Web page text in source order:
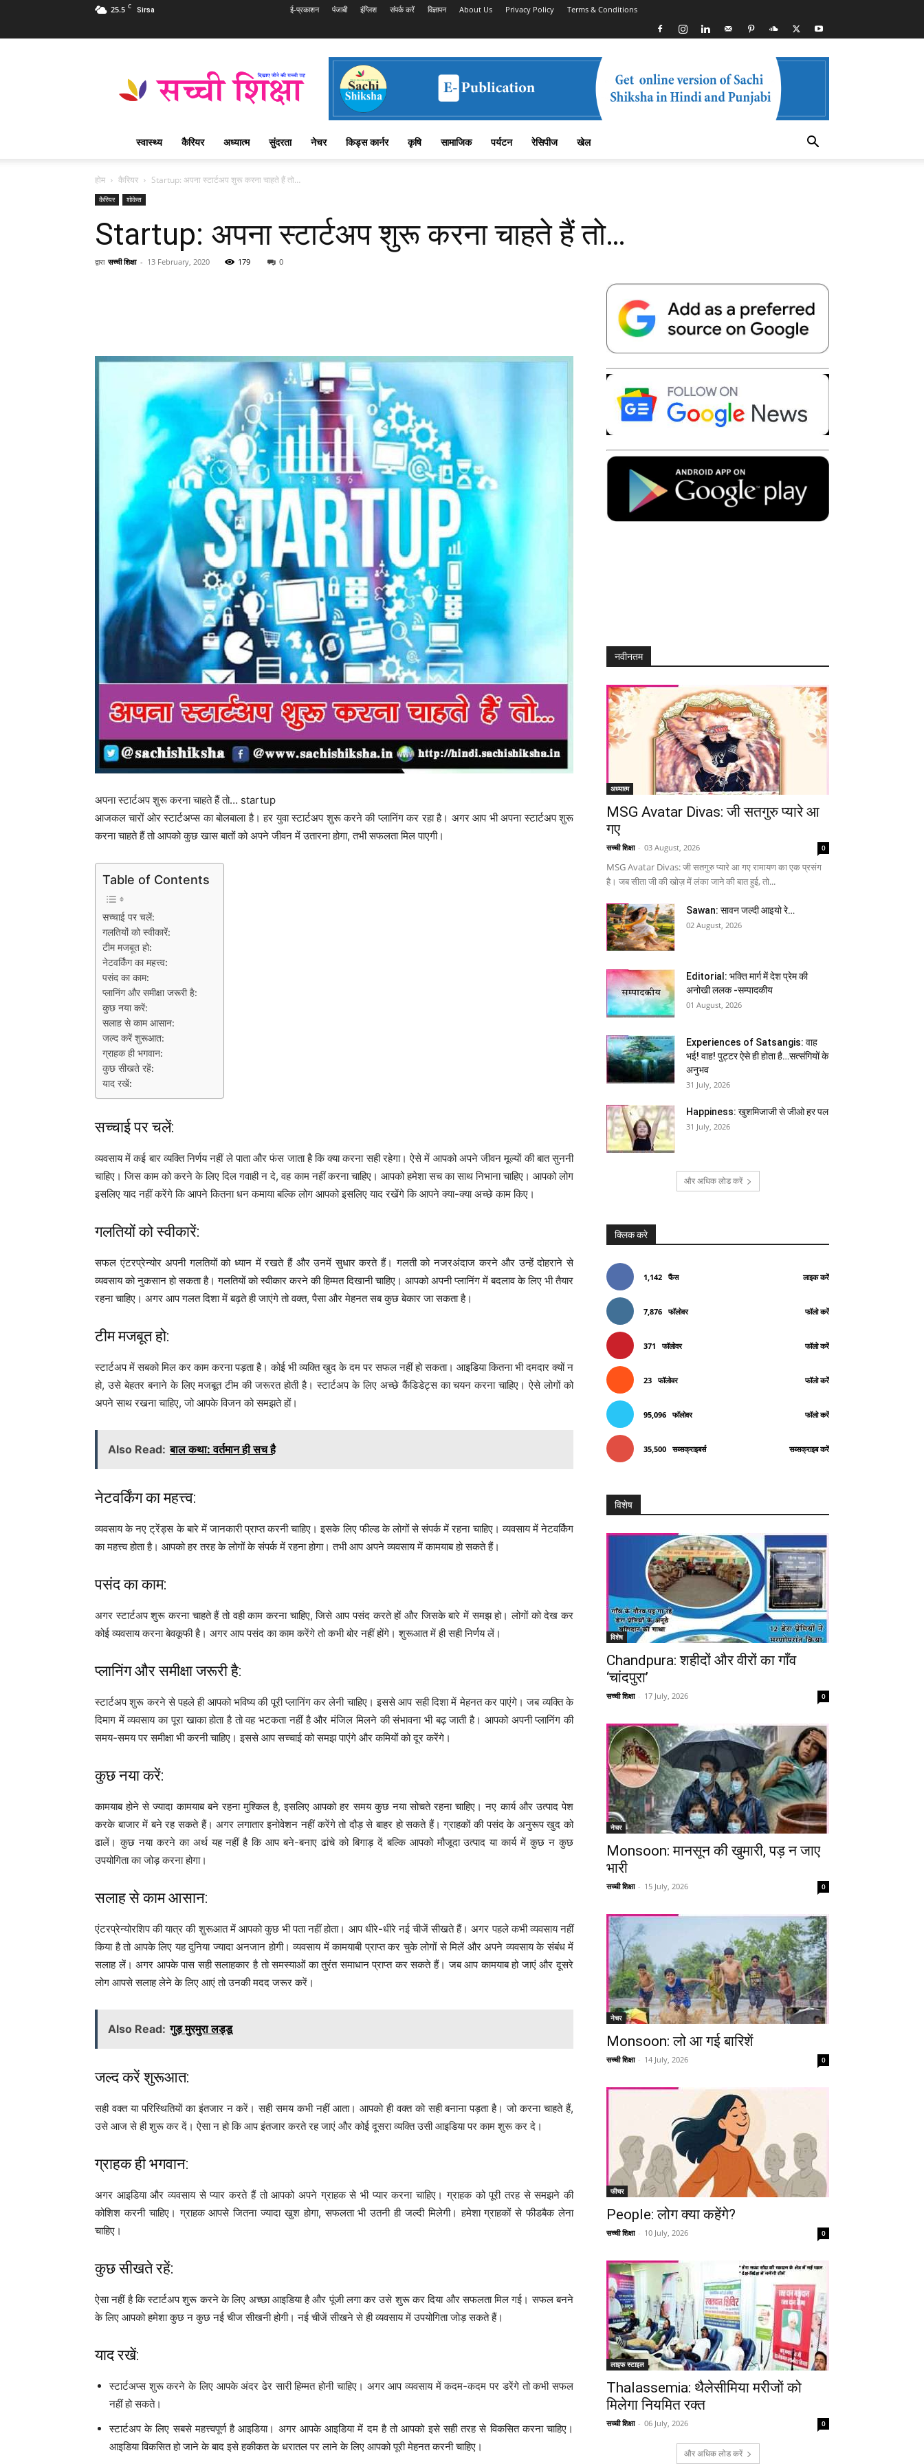
25.5 C Sirsa ई-प्रकाशन पंजाबी इंग्लिश संपर्क करें विज्ञापन About Us Privacy Policy Terms & Conditions
Shiksha
शिक्षा
पत्रिका
स्वास्थ्य कैरियर अध्यात्म सुंदरता नेचर किड्स कार्नर कृषि सामाजिक पर्यटन रेसिपीज खेल
होम कैरियर Startup: अपना स्टार्टअप शुरू करना चाहते हैं तो…
कैरियर शोकेस
Startup: अपना स्टार्टअप शुरू करना चाहते हैं तो…
द्वारा सच्ची शिक्षा - 13 February, 2020 179 0
Telegram Copy URL
अपना स्टार्टअप शुरू करना चाहते हैं तो… startup
आजकल चारों ओर स्टार्टअप्स का बोलबाला है। हर युवा स्टार्टअप शुरू करने की प्लानिंग कर रहा है। अगर आप भी अपना स्टार्टअप शुरू
करना चाहते हैं तो आपको कुछ खास बातों को अपने जीवन में उतारना होगा, तभी सफलता मिल पाएगी।
Table of Contents
सच्चाई पर चलें:
गलतियों को स्वीकारें:
टीम मजबूत हो:
नेटवर्किंग का महत्त्व:
पसंद का काम:
प्लानिंग और समीक्षा जरूरी है:
कुछ नया करें:
सलाह से काम आसान:
जल्द करें शुरूआत:
ग्राहक ही भगवान:
कुछ सीखते रहें:
याद रखें:
सच्चाई पर चलें:
व्यवसाय में कई बार व्यक्ति निर्णय नहीं ले पाता और फंस जाता है कि क्या करना सही रहेगा। ऐसे में आपको अपने जीवन मूल्यों की बात सुननी
चाहिए। जिस काम को करने के लिए दिल गवाही न दे, वह काम नहीं करना चाहिए। आपको हमेशा सच का साथ निभाना चाहिए। आपको लोग
इसलिए याद नहीं करेंगे कि आपने कितना धन कमाया बल्कि लोग आपको इसलिए याद रखेंगे कि आपने क्या-क्या अच्छे काम किए।
गलतियों को स्वीकारें:
सफल एंटरप्रेन्योर अपनी गलतियों को ध्यान में रखते हैं और उनमें सुधार करते हैं। गलती को नजरअंदाज करने और उन्हें दोहराने से
व्यवसाय को नुकसान हो सकता है। गलतियों को स्वीकार करने की हिम्मत दिखानी चाहिए। आपको अपनी प्लानिंग में बदलाव के लिए भी तैयार
रहना चाहिए। अगर आप गलत दिशा में बढ़ते ही जाएंगे तो वक्त, पैसा और मेहनत सब कुछ बेकार जा सकता है।
टीम मजबूत हो:
स्टार्टअप में सबको मिल कर काम करना पड़ता है। कोई भी व्यक्ति खुद के दम पर सफल नहीं हो सकता। आइडिया कितना भी दमदार क्यों न
हो, उसे बेहतर बनाने के लिए मजबूत टीम की जरूरत होती है। स्टार्टअप के लिए अच्छे कैंडिडेट्स का चयन करना चाहिए। ऐसे लोगों को
अपने साथ रखना चाहिए, जो आपके विजन को समझते हों।
Also Read: बाल कथा: वर्तमान ही सच है
नेटवर्किंग का महत्त्व:
व्यवसाय के नए ट्रेंड्स के बारे में जानकारी प्राप्त करनी चाहिए। इसके लिए फील्ड के लोगों से संपर्क में रहना चाहिए। व्यवसाय में नेटवर्किंग
का महत्त्व होता है। आपको हर तरह के लोगों के संपर्क में रहना होगा। तभी आप अपने व्यवसाय में कामयाब हो सकते हैं।
पसंद का काम:
अगर स्टार्टअप शुरू करना चाहते हैं तो वही काम करना चाहिए, जिसे आप पसंद करते हों और जिसके बारे में समझ हो। लोगों को देख कर
कोई व्यवसाय करना बेवकूफी है। अगर आप पसंद का काम करेंगे तो कभी बोर नहीं होंगे। शुरूआत में ही सही निर्णय लें।
प्लानिंग और समीक्षा जरूरी है:
स्टार्टअप शुरू करने से पहले ही आपको भविष्य की पूरी प्लानिंग कर लेनी चाहिए। इससे आप सही दिशा में मेहनत कर पाएंगे। जब व्यक्ति के
दिमाग में व्यवसाय का पूरा खाका होता है तो वह भटकता नहीं है और मंजिल मिलने की संभावना भी बढ़ जाती है। आपको अपनी प्लानिंग की
समय-समय पर समीक्षा भी करनी चाहिए। इससे आप सच्चाई को समझ पाएंगे और कमियों को दूर करेंगे।
कुछ नया करें:
कामयाब होने से ज्यादा कामयाब बने रहना मुश्किल है, इसलिए आपको हर समय कुछ नया सोचते रहना चाहिए। नए कार्य और उत्पाद पेश
करके बाजार में बने रह सकते हैं। अगर लगातार इनोवेशन नहीं करेंगे तो दौड़ से बाहर हो सकते हैं। ग्राहकों की पसंद के अनुरूप खुद को
ढालें। कुछ नया करने का अर्थ यह नहीं है कि आप बने-बनाए ढांचे को बिगाड़ दें बल्कि आपको मौजूदा उत्पाद या कार्य में कुछ न कुछ
उपयोगिता का जोड़ करना होगा।
सलाह से काम आसान:
एंटरप्रेन्योरशिप की यात्र की शुरूआत में आपको कुछ भी पता नहीं होता। आप धीरे-धीरे नई चीजें सीखते हैं। अगर पहले कभी व्यवसाय नहीं
किया है तो आपके लिए यह दुनिया ज्यादा अनजान होगी। व्यवसाय में कामयाबी प्राप्त कर चुके लोगों से मिलें और अपने व्यवसाय के संबंध में
सलाह लें। अगर आपके पास सही सलाहकार है तो समस्याओं का तुरंत समाधान प्राप्त कर सकते हैं। जब आप कामयाब हो जाएं और दूसरे
लोग आपसे सलाह लेने के लिए आएं तो उनकी मदद जरूर करें।
Also Read: गुड़ मुरमुरा लड्डू
जल्द करें शुरूआत:
सही वक्त या परिस्थितियों का इंतजार न करें। सही समय कभी नहीं आता। आपको ही वक्त को सही बनाना पड़ता है। जो करना चाहते हैं,
उसे आज से ही शुरू कर दें। ऐसा न हो कि आप इंतजार करते रह जाएं और कोई दूसरा व्यक्ति उसी आइडिया पर काम शुरू कर दे।
ग्राहक ही भगवान:
अगर आइडिया और व्यवसाय से प्यार करते हैं तो आपको अपने ग्राहक से भी प्यार करना चाहिए। ग्राहक को पूरी तरह से समझने की
कोशिश करनी चाहिए। ग्राहक आपसे जितना ज्यादा खुश होगा, सफलता भी उतनी ही जल्दी मिलेगी। हमेशा ग्राहकों से फीडबैक लेना
चाहिए।
कुछ सीखते रहें:
ऐसा नहीं है कि स्टार्टअप शुरू करने के लिए अच्छा आइडिया है और पूंजी लगा कर उसे शुरू कर दिया और सफलता मिल गई। सफल बनने
के लिए आपको हमेशा कुछ न कुछ नई चीज सीखनी होगी। नई चीजें सीखने से ही व्यवसाय में उपयोगिता जोड़ सकते हैं।
याद रखें:
स्टार्टअप्स शुरू करने के लिए आपके अंदर ढेर सारी हिम्मत होनी चाहिए। अगर आप व्यवसाय में कदम-कदम पर डरेंगे तो कभी सफल
नहीं हो सकते।
स्टार्टअप के लिए सबसे महत्त्वपूर्ण है आइडिया। अगर आपके आइडिया में दम है तो आपको इसे सही तरह से विकसित करना चाहिए।
आइडिया विकसित हो जाने के बाद इसे हकीकत के धरातल पर लाने के लिए आपको पूरी मेहनत करनी चाहिए।
नवीनतम
अध्यात्म
MSG Avatar Divas: जी सतगुरु प्यारे आ
गए
सच्ची शिक्षा - 03 August, 2026 0
MSG Avatar Divas: जी सतगुरु प्यारे आ गए रामायण का एक प्रसंग
है। जब सीता जी की खोज़ में लंका जाने की बात हुई, तो...
Sawan: सावन जल्दी आइयो रे…
02 August, 2026
Editorial: भक्ति मार्ग में देश प्रेम की
अनोखी ललक -सम्पादकीय
01 August, 2026
Experiences of Satsangis: वाह
भई! वाह! पुट्टर ऐसे ही होता है…सत्संगियों के
अनुभव
31 July, 2026
Happiness: खुशमिजाजी से जीओ हर पल
31 July, 2026
और अधिक लोड करें
क्लिक करे
1,142 फैंस लाइक करें
7,876 फॉलोवर फॉलो करें
371 फॉलोवर फॉलो करें
23 फॉलोवर फॉलो करें
95,096 फॉलोवर फॉलो करें
35,500 सब्सक्राइबर्स सब्सक्राइब करें
विशेष
विशेष
Chandpura: शहीदों और वीरों का गाँव
‘चांदपुरा’
सच्ची शिक्षा - 17 July, 2026 0
नेचर
Monsoon: मानसून की खुमारी, पड़ न जाए
भारी
सच्ची शिक्षा - 15 July, 2026 0
नेचर
Monsoon: लो आ गई बारिशें
सच्ची शिक्षा - 14 July, 2026 0
फीचर
People: लोग क्या कहेंगे?
सच्ची शिक्षा - 10 July, 2026 0
लाइफ स्टाइल
Thalassemia: थैलेसीमिया मरीजों को
मिलेगा नियमित रक्त
सच्ची शिक्षा - 06 July, 2026 0
और अधिक लोड करें